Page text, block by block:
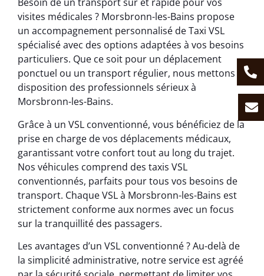
visites médicales ? Morsbronn-les-Bains propose
un accompagnement personnalisé de Taxi VSL
spécialisé avec des options adaptées à vos besoins
particuliers. Que ce soit pour un déplacement
ponctuel ou un transport régulier, nous mettons à
disposition des professionnels sérieux à
Morsbronn-les-Bains.
Grâce à un VSL conventionné, vous bénéficiez de la
prise en charge de vos déplacements médicaux,
garantissant votre confort tout au long du trajet.
Nos véhicules comprend des taxis VSL
conventionnés, parfaits pour tous vos besoins de
transport. Chaque VSL à Morsbronn-les-Bains est
strictement conforme aux normes avec un focus
sur la tranquillité des passagers.
Les avantages d’un VSL conventionné ? Au-delà de
la simplicité administrative, notre service est agréé